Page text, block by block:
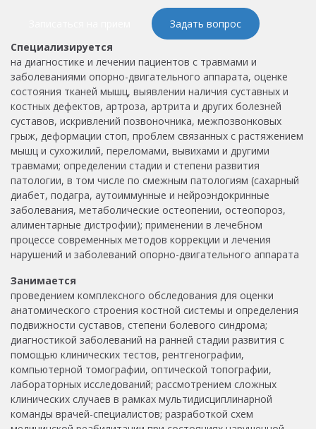
Задать вопрос
Специализируется
на диагностике и лечении пациентов с травмами и
заболеваниями опорно-двигательного аппарата, оценке
состояния тканей мышц, выявлении наличия суставных и
костных дефектов, артроза, артрита и других болезней
суставов, искривлений позвоночника, межпозвонковых
грыж, деформации стоп, проблем связанных с растяжением
мышц и сухожилий, переломами, вывихами и другими
травмами; определении стадии и степени развития
патологии, в том числе по смежным патологиям (сахарный
диабет, подагра, аутоиммунные и нейроэндокринные
заболевания, метаболические остеопении, остеопороз,
алиментарные дистрофии); применении в лечебном
процессе современных методов коррекции и лечения
нарушений и заболеваний опорно-двигательного аппарата
Занимается
проведением комплексного обследования для оценки
анатомического строения костной системы и определения
подвижности суставов, степени болевого синдрома;
диагностикой заболеваний на ранней стадии развития с
помощью клинических тестов, рентгенографии,
компьютерной томографии, оптической топографии,
лабораторных исследований; рассмотрением сложных
клинических случаев в рамках мультидисциплинарной
команды врачей-специалистов; разработкой схем